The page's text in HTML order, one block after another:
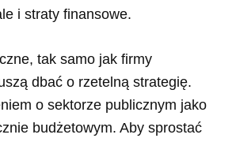
i straty finansowe.
tak samo jak firmy
dbać o rzetelną strategię.
o sektorze publicznym jako
budżetowym. Aby sprostać